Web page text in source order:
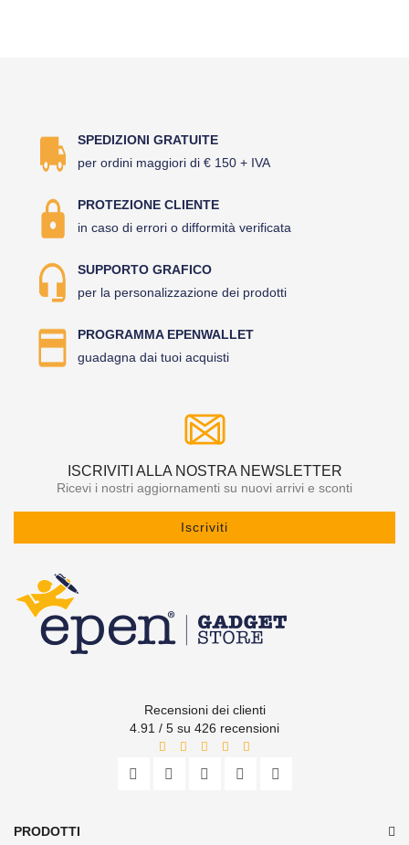
SPEDIZIONI GRATUITE
per ordini maggiori di € 150 + IVA
PROTEZIONE CLIENTE
in caso di errori o difformità verificata
SUPPORTO GRAFICO
per la personalizzazione dei prodotti
PROGRAMMA EPENWALLET
guadagna dai tuoi acquisti
ISCRIVITI ALLA NOSTRA NEWSLETTER
Ricevi i nostri aggiornamenti su nuovi arrivi e sconti
Iscriviti
Recensioni dei clienti
4.91 / 5 su 426 recensioni
PRODOTTI